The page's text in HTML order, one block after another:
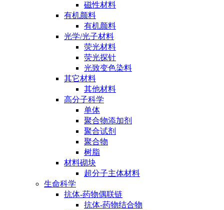
磁性材料
有机颜料
有机颜料
光学/光子材料
荧光材料
荧光探针
光致变色染料
其它材料
其他材料
高分子科学
单体
聚合物添加剂
聚合试剂
聚合物
树脂
材料砌块
超分子主体材料
生命科学
抗体-药物偶联链
抗体-药物结合物